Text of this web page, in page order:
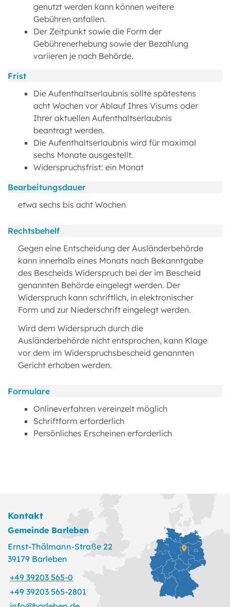
genutzt werden kann können weitere
Gebühren anfallen.
Der Zeitpunkt sowie die Form der
Gebührenerhebung sowie der Bezahlung
variieren je nach Behörde.
Frist
Die Aufenthaltserlaubnis sollte spätestens
acht Wochen vor Ablauf Ihres Visums oder
Ihrer aktuellen Aufenthaltserlaubnis
beantragt werden.
Die Aufenthaltserlaubnis wird für maximal
sechs Monate ausgestellt.
Widerspruchsfrist: ein Monat
Bearbeitungsdauer
etwa sechs bis acht Wochen
Rechtsbehelf
Gegen eine Entscheidung der Ausländerbehörde
kann innerhalb eines Monats nach Bekanntgabe
des Bescheids Widerspruch bei der im Bescheid
genannten Behörde eingelegt werden. Der
Widerspruch kann schriftlich, in elektronischer
Form und zur Niederschrift eingelegt werden.
Wird dem Widerspruch durch die
Ausländerbehörde nicht entsprochen, kann Klage
vor dem im Widerspruchsbescheid genannten
Gericht erhoben werden.
Formulare
Onlineverfahren vereinzelt möglich
Schriftform erforderlich
Persönliches Erscheinen erforderlich
Kontakt
Gemeinde Barleben
Ernst-Thälmann-Straße 22
39179 Barleben
+49 39203 565-0
+49 39203 565-2801